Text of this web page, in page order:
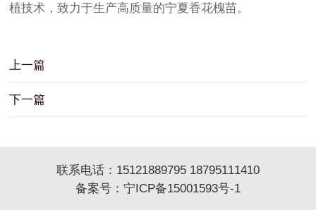
植技术，致力于生产高质量的宁夏香花槐苗。
上一篇
下一篇
联系电话：15121889795 18795111410
备案号： 宁ICP备15001593号-1